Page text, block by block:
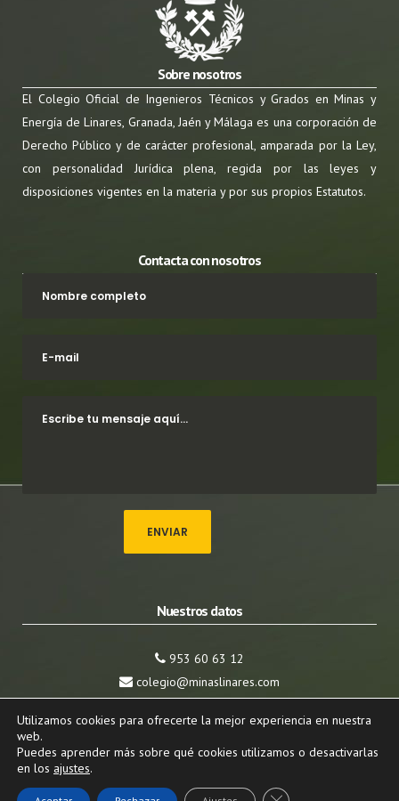
Sobre nosotros
El Colegio Oficial de Ingenieros Técnicos y Grados en Minas y
Energía de Linares, Granada, Jaén y Málaga es una corporación de
Derecho Público y de carácter profesional, amparada por la Ley,
con personalidad Jurídica plena, regida por las leyes y
disposiciones vigentes en la materia y por sus propios Estatutos.
Contacta con nosotros
Nuestros datos
953 60 63 12
colegio@minaslinares.com
AVISO LEGAL Y POLÍTICA DE PRIVACIDAD
Utilizamos cookies para ofrecerte la mejor experiencia en nuestra
web.
Puedes aprender más sobre qué cookies utilizamos o desactivarlas
en los ajustes.